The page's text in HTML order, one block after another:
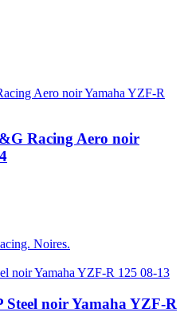
Racing Aero noir
Noires.
noir Yamaha YZF-R